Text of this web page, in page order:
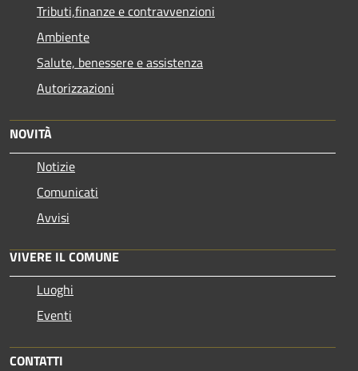
Tributi,finanze e contravvenzioni
Ambiente
Salute, benessere e assistenza
Autorizzazioni
NOVITÀ
Notizie
Comunicati
Avvisi
VIVERE IL COMUNE
Luoghi
Eventi
CONTATTI